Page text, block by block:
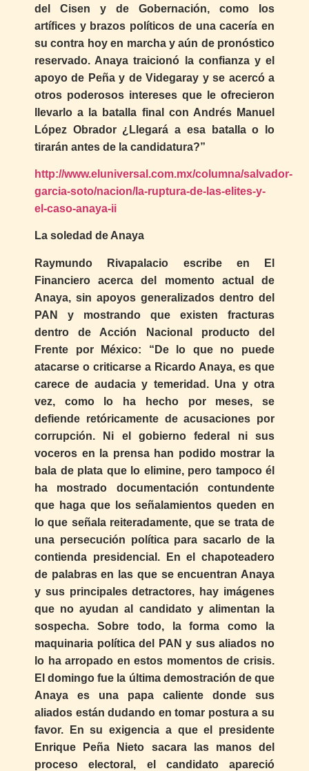
del Cisen y de Gobernación, como los
artífices y brazos políticos de una cacería en
su contra hoy en marcha y aún de pronóstico
reservado. Anaya traicionó la confianza y el
apoyo de Peña y de Videgaray y se acercó a
otros poderosos intereses que le ofrecieron
llevarlo a la batalla final con Andrés Manuel
López Obrador ¿Llegará a esa batalla o lo
tirarán antes de la candidatura?”
http://www.eluniversal.com.mx/columna/salvador-
garcia-soto/nacion/la-ruptura-de-las-elites-y-
el-caso-anaya-ii
La soledad de Anaya
Raymundo Rivapalacio escribe en El
Financiero acerca del momento actual de
Anaya, sin apoyos generalizados dentro del
PAN y mostrando que existen fracturas
dentro de Acción Nacional producto del
Frente por México: “De lo que no puede
atacarse o criticarse a Ricardo Anaya, es que
carece de audacia y temeridad. Una y otra
vez, como lo ha hecho por meses, se
defiende retóricamente de acusaciones por
corrupción. Ni el gobierno federal ni sus
voceros en la prensa han podido mostrar la
bala de plata que lo elimine, pero tampoco él
ha mostrado documentación contundente
que haga que los señalamientos queden en
lo que señala reiteradamente, que se trata de
una persecución política para sacarlo de la
contienda presidencial. En el chapoteadero
de palabras en las que se encuentran Anaya
y sus principales detractores, hay imágenes
que no ayudan al candidato y alimentan la
sospecha. Sobre todo, la forma como la
maquinaria política del PAN y sus aliados no
lo ha arropado en estos momentos de crisis.
El domingo fue la última demostración de que
Anaya es una papa caliente donde sus
aliados están dudando en tomar postura a su
favor. En su exigencia a que el presidente
Enrique Peña Nieto sacara las manos del
proceso electoral, el candidato apareció